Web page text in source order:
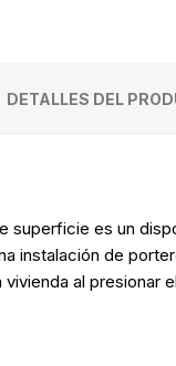
DETALLES DEL
superficie es un
instalación de
al presionar